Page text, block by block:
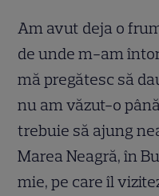
Am avut deja o
de unde m-am
mă pregătesc să
nu am văzut-o
trebuie să ajung
Marea Neagră, în
mie, pe care îl